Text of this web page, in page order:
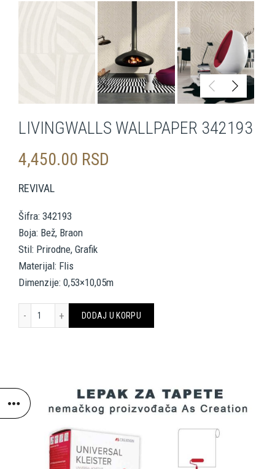
LIVINGWALLS WALLPAPER 342193
4,450.00 RSD
REVIVAL
Šifra: 342193
Boja: Bež, Braon
Stil: Prirodne, Grafik
Materijal: Flis
Dimenzije: 0,53×10,05m
LIVINGWALLS WALLPAPER 342193 količina
DODAJ U KORPU